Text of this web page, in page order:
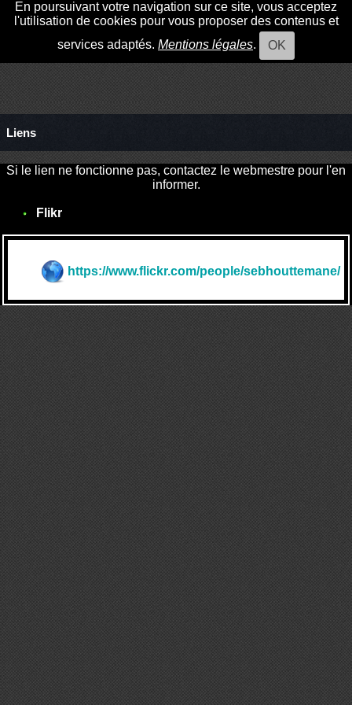
En poursuivant votre navigation sur ce site, vous acceptez
l'utilisation de cookies pour vous proposer des contenus et
services adaptés. Mentions légales. OK
Liens
Si le lien ne fonctionne pas, contactez le webmestre pour l'en
informer.
Flikr
https://www.flickr.com/people/sebhouttemane/